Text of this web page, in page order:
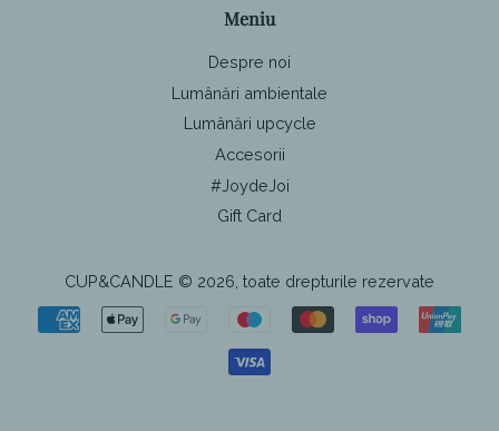
Meniu
Despre noi
Lumânări ambientale
Lumânări upcycle
Accesorii
#JoydeJoi
Gift Card
CUP&CANDLE © 2026, toate drepturile rezervate
Pictograme
de